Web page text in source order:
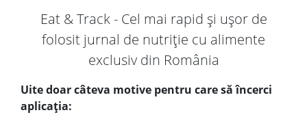
Eat & Track - Cel mai rapid și ușor de
folosit jurnal de nutriție cu alimente
exclusiv din România
Uite doar câteva motive pentru care să încerci
aplicația: